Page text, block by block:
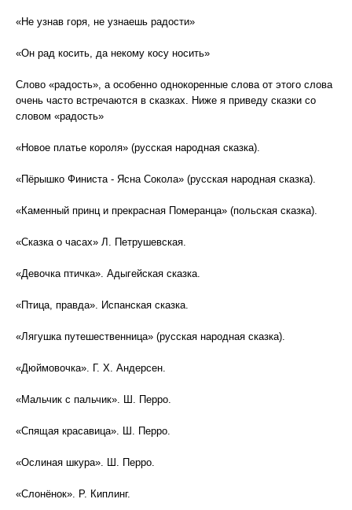
«Не узнав горя, не узнаешь радости»
«Он рад косить, да некому косу носить»
Слово «радость», а особенно однокоренные слова от этого слова
очень часто встречаются в сказках. Ниже я приведу сказки со
словом «радость»
«Новое платье короля» (русская народная сказка).
«Пёрышко Финиста - Ясна Сокола» (русская народная сказка).
«Каменный принц и прекрасная Померанца» (польская сказка).
«Сказка о часах» Л. Петрушевская.
«Девочка птичка». Адыгейская сказка.
«Птица, правда». Испанская сказка.
«Лягушка путешественница» (русская народная сказка).
«Дюймовочка». Г. X. Андерсен.
«Мальчик с пальчик». Ш. Перро.
«Спящая красавица». Ш. Перро.
«Ослиная шкура». Ш. Перро.
«Слонёнок». Р. Киплинг.